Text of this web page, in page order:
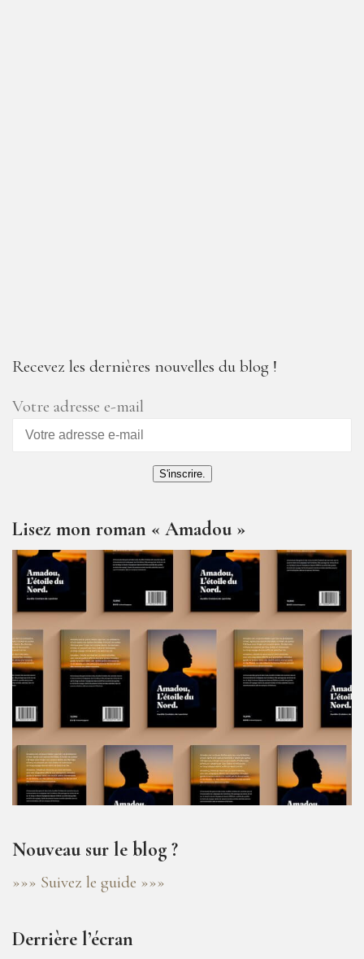
Recevez les dernières nouvelles du blog !
Votre adresse e-mail
S'inscrire.
Lisez mon roman « Amadou »
Nouveau sur le blog ?
»»» Suivez le guide »»»
Derrière l’écran